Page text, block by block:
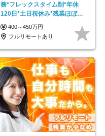
務*フレックスタイム制*年休
120日*土日祝休み*残業ほぼな
し*育児中社員8割以上
400～450万円
フルリモートあり